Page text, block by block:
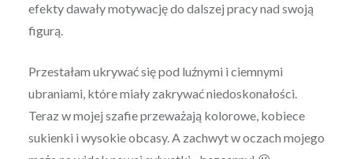
efekty dawały motywację do dalszej pracy nad swoją
figurą.
Przestałam ukrywać się pod luźnymi i ciemnymi
ubraniami, które miały zakrywać niedoskonałości.
Teraz w mojej szafie przeważają kolorowe, kobiece
sukienki i wysokie obcasy. A zachwyt w oczach mojego